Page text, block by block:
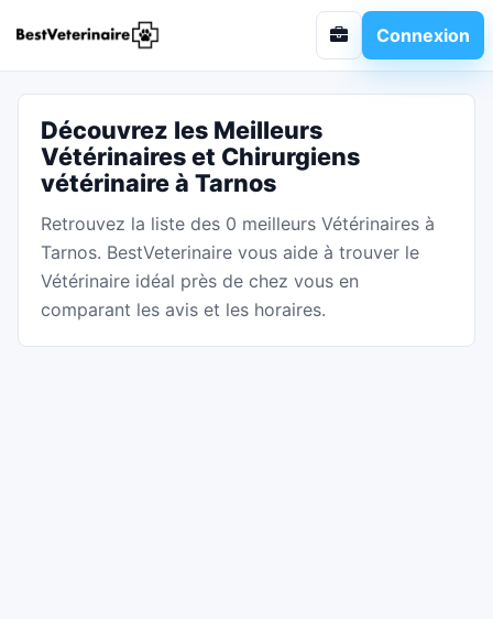
Connexion
Découvrez les Meilleurs
Vétérinaires et Chirurgiens
vétérinaire à Tarnos
Retrouvez la liste des 0 meilleurs Vétérinaires à
Tarnos. BestVeterinaire vous aide à trouver le
Vétérinaire idéal près de chez vous en
comparant les avis et les horaires.